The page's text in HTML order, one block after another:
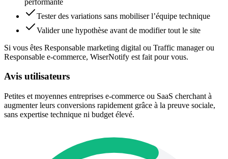
Tester des variations sans mobiliser l’équipe technique
Valider une hypothèse avant de modifier tout le site
Si vous êtes Responsable marketing digital ou Traffic manager ou
Responsable e-commerce, WiserNotify est fait pour vous.
Avis utilisateurs
Petites et moyennes entreprises e-commerce ou SaaS cherchant à
augmenter leurs conversions rapidement grâce à la preuve sociale,
sans expertise technique ni budget élevé.